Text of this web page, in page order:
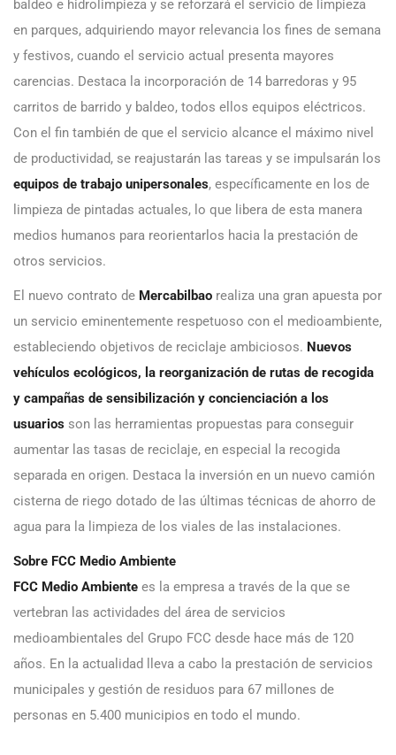
baldeo e hidrolimpieza y se reforzará el servicio de limpieza
en parques, adquiriendo mayor relevancia los fines de semana
y festivos, cuando el servicio actual presenta mayores
carencias. Destaca la incorporación de 14 barredoras y 95
carritos de barrido y baldeo, todos ellos equipos eléctricos.
Con el fin también de que el servicio alcance el máximo nivel
de productividad, se reajustarán las tareas y se impulsarán los
equipos de trabajo unipersonales, específicamente en los de
limpieza de pintadas actuales, lo que libera de esta manera
medios humanos para reorientarlos hacia la prestación de
otros servicios.
El nuevo contrato de Mercabilbao realiza una gran apuesta por
un servicio eminentemente respetuoso con el medioambiente,
estableciendo objetivos de reciclaje ambiciosos. Nuevos
vehículos ecológicos, la reorganización de rutas de recogida
y campañas de sensibilización y concienciación a los
usuarios son las herramientas propuestas para conseguir
aumentar las tasas de reciclaje, en especial la recogida
separada en origen. Destaca la inversión en un nuevo camión
cisterna de riego dotado de las últimas técnicas de ahorro de
agua para la limpieza de los viales de las instalaciones.
Sobre FCC Medio Ambiente
FCC Medio Ambiente es la empresa a través de la que se
vertebran las actividades del área de servicios
medioambientales del Grupo FCC desde hace más de 120
años. En la actualidad lleva a cabo la prestación de servicios
municipales y gestión de residuos para 67 millones de
personas en 5.400 municipios en todo el mundo.